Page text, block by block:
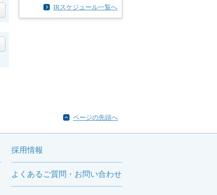
IRスケジュール一覧へ
ページの先頭へ
採用情報
よくあるご質問・お問い合わせ